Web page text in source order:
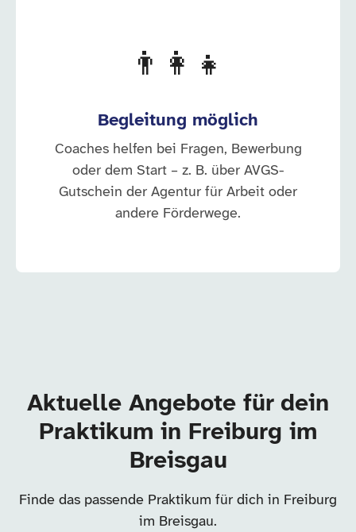
👨‍👩‍👧
Begleitung möglich
Coaches helfen bei Fragen, Bewerbung
oder dem Start – z. B. über AVGS-
Gutschein der Agentur für Arbeit oder
andere Förderwege.
Aktuelle Angebote für dein
Praktikum in Freiburg im
Breisgau
Finde das passende Praktikum für dich in Freiburg
im Breisgau.